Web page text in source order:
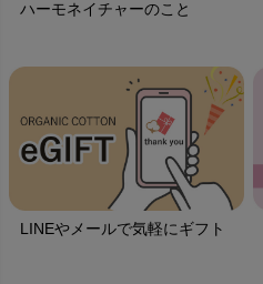
ハーモネイチャーのこと
LINEやメールで気軽にギフト